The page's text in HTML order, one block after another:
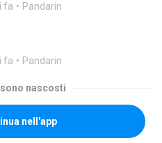
fa Pandarin
fa Pandarin
nascosti
nell'app